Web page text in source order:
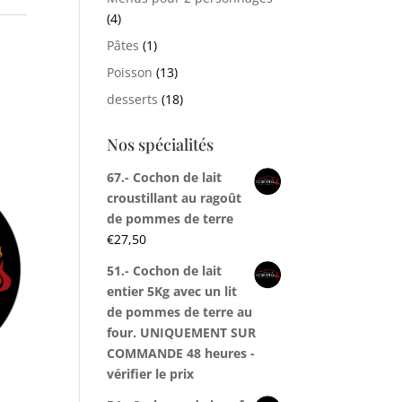
(4)
Pâtes (1)
Poisson (13)
desserts (18)
Nos spécialités
67.- Cochon de lait
croustillant au ragoût
de pommes de terre
€27,50
51.- Cochon de lait
entier 5Kg avec un lit
de pommes de terre au
four. UNIQUEMENT SUR
COMMANDE 48 heures -
vérifier le prix